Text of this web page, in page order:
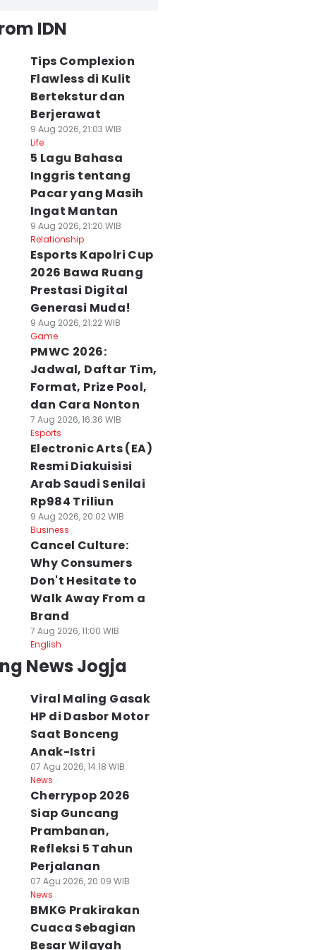
IDN
Tips Complexion
Flawless di Kulit
Bertekstur dan
Berjerawat
9 Aug 2026, 21:03 WIB
Life
5 Lagu Bahasa
Inggris tentang
Pacar yang Masih
Ingat Mantan
9 Aug 2026, 21:20 WIB
Relationship
Esports Kapolri Cup
2026 Bawa Ruang
Prestasi Digital
Generasi Muda!
9 Aug 2026, 21:22 WIB
Game
PMWC 2026:
Jadwal, Daftar Tim,
Format, Prize Pool,
dan Cara Nonton
7 Aug 2026, 16:36 WIB
Esports
Electronic Arts (EA)
Resmi Diakuisisi
Arab Saudi Senilai
Rp984 Triliun
9 Aug 2026, 20:02 WIB
Business
Cancel Culture:
Why Consumers
Don't Hesitate to
Walk Away From a
Brand
7 Aug 2026, 11:00 WIB
English
News Jogja
Viral Maling Gasak
HP di Dasbor Motor
Saat Bonceng
Anak-Istri
07 Agu 2026, 14:18 WIB
News
Cherrypop 2026
Siap Guncang
Prambanan,
Refleksi 5 Tahun
Perjalanan
07 Agu 2026, 20:09 WIB
News
BMKG Prakirakan
Cuaca Sebagian
Besar Wilayah